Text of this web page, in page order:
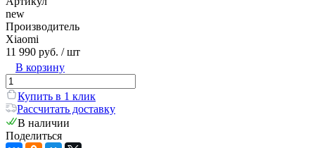
new
Производитель
Xiaomi
11 990 руб. / шт
В корзину
Купить в 1 клик
Рассчитать доставку
В наличии
Поделиться